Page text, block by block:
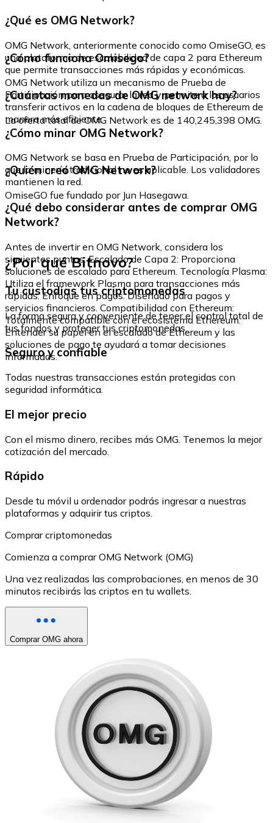
¿Qué es OMG Network?
OMG Network, anteriormente conocido como OmiseGO, es
una plataforma de escalabilidad de capa 2 para Ethereum
que permite transacciones más rápidas y económicas.
¿Cómo funciona Omisego?
OMG Network utiliza un mecanismo de Prueba de
Participación para asegurar la red y permite a los usuarios
transferir activos en la cadena de bloques de Ethereum de
manera más eficiente.
¿Cuántas monedas de OMG network hay?
La oferta total de OMG Network es de 140,245,398 OMG.
¿Cómo minar OMG Network?
OMG Network se basa en Prueba de Participación, por lo
que la minería tradicional no es aplicable. Los validadores
mantienen la red.
¿Quién creó OMG Network?
OmiseGO fue fundado por Jun Hasegawa.
¿Qué debo considerar antes de comprar OMG
Network?
Antes de invertir en OMG Network, considera los
siguientes puntos: Escalado de Capa 2: Proporciona
soluciones de escalado para Ethereum. Tecnología Plasma:
Utiliza el framework Plasma para transacciones más
rápidas. Enfoque en pagos: Diseñado para pagos y
servicios financieros. Compatibilidad con Ethereum:
Totalmente compatible con el ecosistema Ethereum.
Entender su papel en el escalado de Ethereum y las
soluciones de pago te ayudará a tomar decisiones
informadas.
¿Por qué Bitnovo?
Tu custodias tus criptomonedas
La forma segura y conveniente de tener el control total de
tus fondos y proteger tus criptomonedas.
Seguro y confiable
Todas nuestras transacciones están protegidas con
seguridad informática.
El mejor precio
Con el mismo dinero, recibes más OMG. Tenemos la mejor
cotización del mercado.
Rápido
Desde tu móvil u ordenador podrás ingresar a nuestras
plataformas y adquirir tus criptos.
Comprar criptomonedas
Comienza a comprar OMG Network (OMG)
Una vez realizadas las comprobaciones, en menos de 30
minutos recibirás las criptos en tu wallets.
Comprar OMG ahora